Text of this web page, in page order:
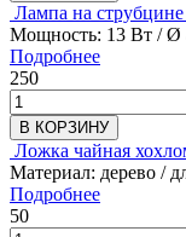
Лампа на струбцине
Мощность: 13 Вт / Ø
Подробнее
250
В КОРЗИНУ
Ложка чайная
Материал: дерево /
Подробнее
50